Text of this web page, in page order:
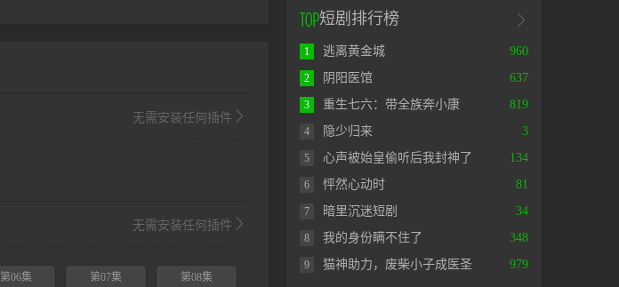
无需安装任何插件
无需安装任何插件
第06集 第07集 第08集
短剧排行榜
960
1
逃离黄金城
637
2
阴阳医馆
819
3
重生七六：带全族奔小康
3
4
隐少归来
134
5
心声被始皇偷听后我封神了
81
6
怦然心动时
34
7
暗里沉迷短剧
348
8
我的身份瞒不住了
979
9 猫神助力，废柴小子成医圣